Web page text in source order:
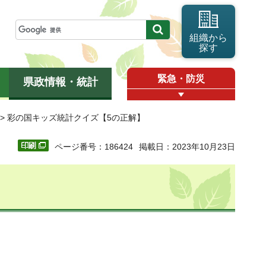
組織から
探す
県政情報・統計 緊急・防災
彩の国キッズ統計クイズ【5の正解】
ページ番号：186424 掲載日：2023年10月23日